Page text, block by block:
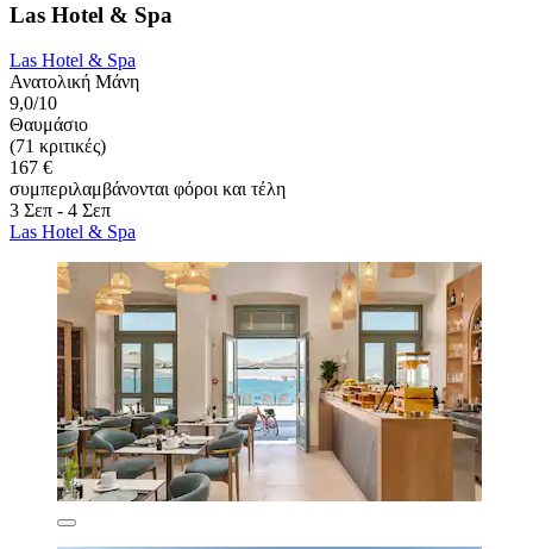
Las Hotel & Spa
Las Hotel & Spa
Ανατολική Μάνη
9,0/10
Θαυμάσιο
(71 κριτικές)
167 €
συμπεριλαμβάνονται φόροι και τέλη
3 Σεπ - 4 Σεπ
Las Hotel & Spa